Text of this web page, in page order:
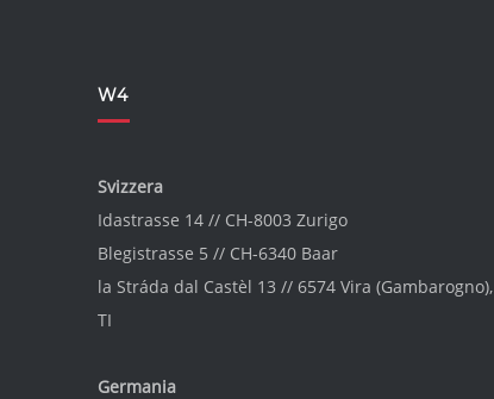
W4
Svizzera
Idastrasse 14 // CH-8003 Zurigo
Blegistrasse 5 // CH-6340 Baar
la Stráda dal Castèl 13 // 6574 Vira (Gambarogno),
TI
Germania